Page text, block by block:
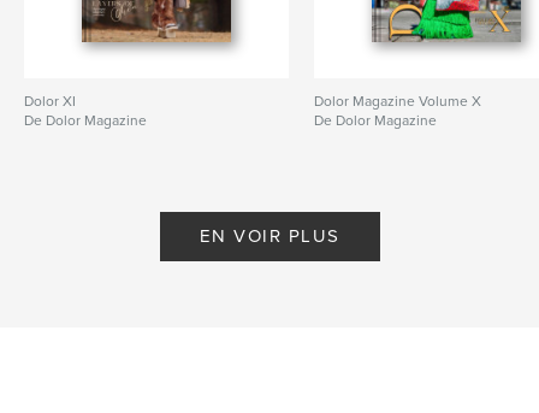
Dolor XI
De Dolor Magazine
Dolor Magazine Volume X
De Dolor Magazine
EN VOIR PLUS